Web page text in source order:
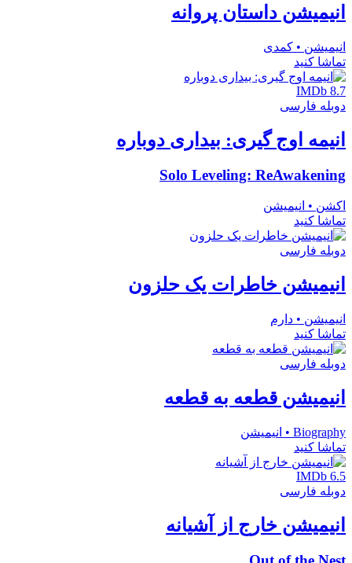
انیمیشن داستان پروانه
انیمیشن • کمدی
تماشا کنید
IMDb 8.7
دوبله فارسی
انیمه اوج گیری: بیداری دوباره
Solo Leveling: ReAwakening
اکشن • انیمیشن
تماشا کنید
دوبله فارسی
انیمیشن خاطرات یک حلزون
انیمیشن • دارم
تماشا کنید
دوبله فارسی
انیمیشن قطعه به قطعه
Biography • انیمیشن
تماشا کنید
IMDb 6.5
دوبله فارسی
انیمیشن خارج از آشیانه